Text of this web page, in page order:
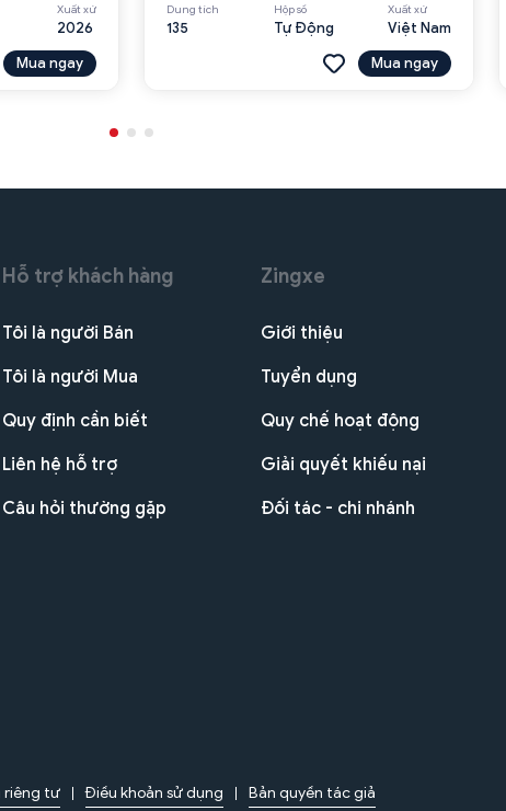
Xuất xứ
2026
Mua ngay
Dung tích
135
Hộp số
Tự Động
Xuất xứ
Việt Nam
Mua ngay
Hỗ trợ khách hàng
Tôi là người Bán
Tôi là người Mua
Quy định cần biết
Liên hệ hỗ trợ
Câu hỏi thường gặp
Zingxe
Giới thiệu
Tuyển dụng
Quy chế hoạt động
Giải quyết khiếu nại
Đối tác - chi nhánh
riêng tư Điều khoản sử dụng Bản quyền tác giả